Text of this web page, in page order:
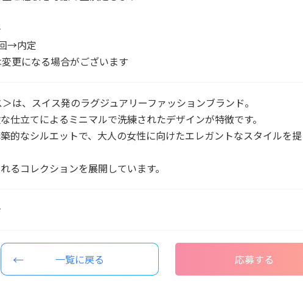
→内定
更になる場合がございます
は、スイス発のラグジュアリーファッションブランド。
仕立てによるミニマルで洗練されたデザインが特徴です。
的なシルエットで、大人の女性に向けたエレガントなスタイルを提
るコレクションを展開しています。
一覧に戻る 応募する